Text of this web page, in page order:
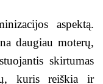
aspektą.
daugiau moterų,
skirtumas
kuris reiškia ir